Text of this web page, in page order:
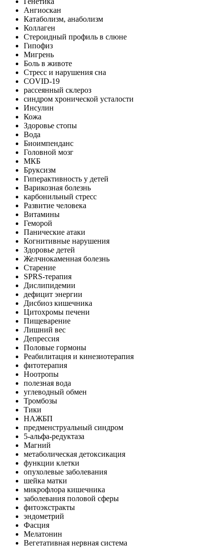
Ангиоскан
Катаболизм, анаболизм
Коллаген
Стероидный профиль в слюне
Гипофиз
Мигрень
Боль в животе
Стресс и нарушения сна
COVID-19
рассеянный склероз
синдром хронической усталости
Инсулин
Кожа
Здоровье стопы
Вода
Биоимпенданс
Головной мозг
МКБ
Бруксизм
Гиперактивность у детей
Варикозная болезнь
карбонильный стресс
Развитие человека
Витамины
Геморой
Панические атаки
Когнитивные нарушения
Здоровье детей
Желчнокаменная болезнь
Старение
SPRS-терапия
Дислипидемии
дефицит энергии
Дисбиоз кишечника
Цитохромы печени
Пищеварение
Лишний вес
Депрессия
Половые гормоны
Реабилитация и кинезиотерапия
фитотерапия
Ноотропы
полезная вода
углеводный обмен
Тромбозы
Тики
НАЖБП
предменструальный синдром
5-альфа-редуктаза
Магний
метаболическая детоксикация
функции клетки
опухолевые заболевания
шейка матки
микрофлора кишечника
заболевания половой сферы
фитоэкстракты
эндометрий
Фасция
Мелатонин
Вегетативная нервная система